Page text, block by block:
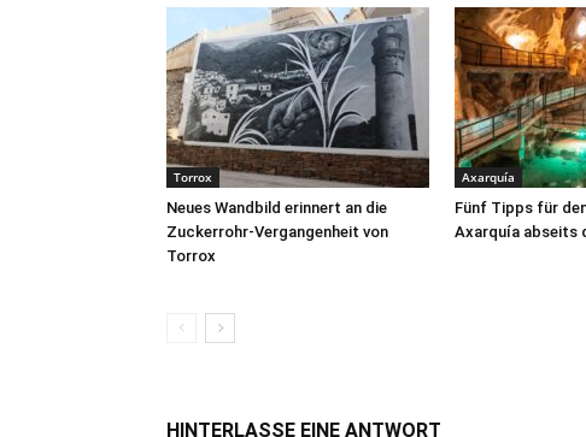
Torrox
Neues Wandbild erinnert an die
Zuckerrohr-Vergangenheit von
Torrox
Axarquía
Fünf Tipps für
Axarquía abseits
HINTERLASSE EINE ANTWORT